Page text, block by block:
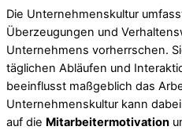
Die Unternehmenskultur
Überzeugungen und
Unternehmens vorherrschen.
täglichen Abläufen und
beeinflusst maßgeblich das
Unternehmenskultur kann
auf die Mitarbeitermotivation